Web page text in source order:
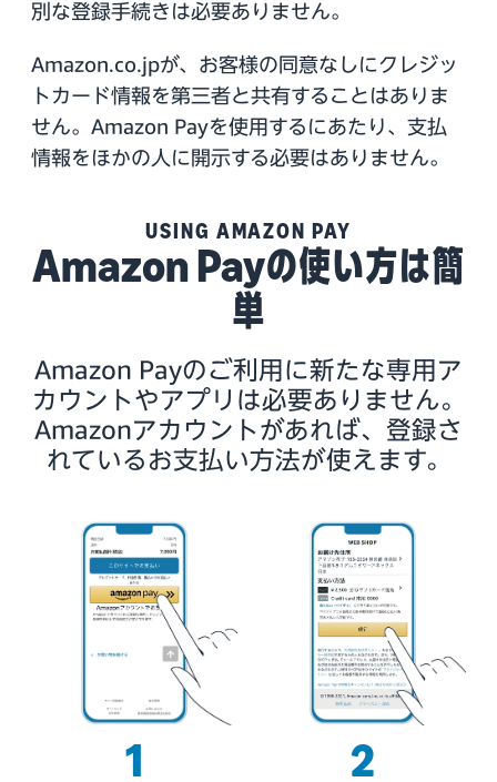
別な登録手続きは必要ありません。
Amazon.co.jpが、お客様の同意なしにクレジッ
トカード情報を第三者と共有することはありま
せん。Amazon Payを使用するにあたり、支払
情報をほかの人に開示する必要はありません。
USING AMAZON PAY
Amazon Payの使い方は簡
単
Amazon Payのご利用に新たな専用ア
カウントやアプリは必要ありません。
Amazonアカウントがあれば、登録さ
れているお支払い方法が使えます。
1 2